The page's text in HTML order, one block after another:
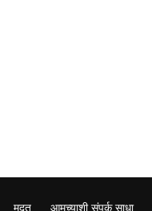
मदत आमच्याशी संपर्क साधा